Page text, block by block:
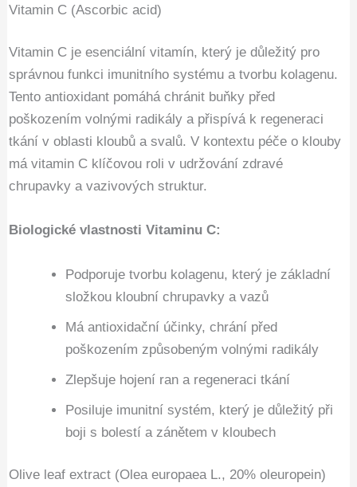
Vitamin C (Ascorbic acid)
Vitamin C je esenciální vitamín, který je důležitý pro
správnou funkci imunitního systému a tvorbu kolagenu.
Tento antioxidant pomáhá chránit buňky před
poškozením volnými radikály a přispívá k regeneraci
tkání v oblasti kloubů a svalů. V kontextu péče o klouby
má vitamin C klíčovou roli v udržování zdravé
chrupavky a vazivových struktur.
Biologické vlastnosti Vitaminu C:
Podporuje tvorbu kolagenu, který je základní
složkou kloubní chrupavky a vazů
Má antioxidační účinky, chrání před
poškozením způsobeným volnými radikály
Zlepšuje hojení ran a regeneraci tkání
Posiluje imunitní systém, který je důležitý při
boji s bolestí a zánětem v kloubech
Olive leaf extract (Olea europaea L., 20% oleuropein)